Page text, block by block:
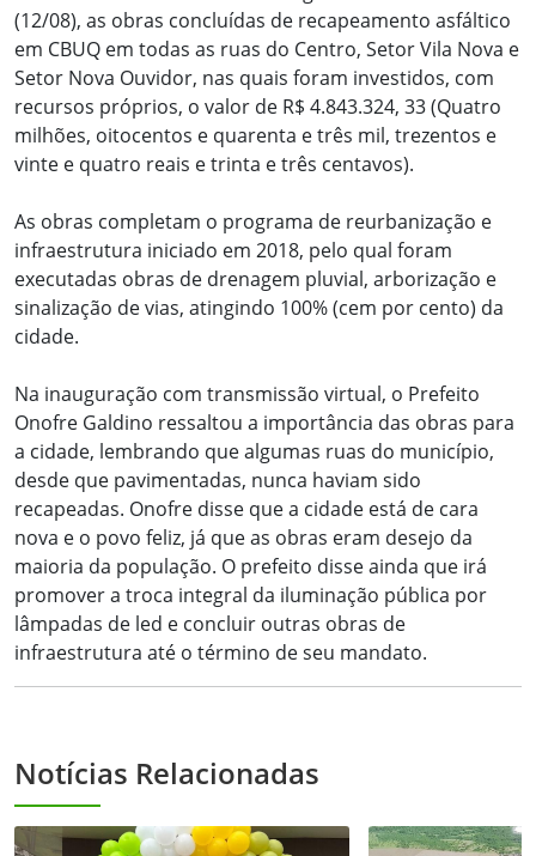
(12/08), as obras concluídas de recapeamento asfáltico
em CBUQ em todas as ruas do Centro, Setor Vila Nova e
Setor Nova Ouvidor, nas quais foram investidos, com
recursos próprios, o valor de R$ 4.843.324, 33 (Quatro
milhões, oitocentos e quarenta e três mil, trezentos e
vinte e quatro reais e trinta e três centavos).
As obras completam o programa de reurbanização e
infraestrutura iniciado em 2018, pelo qual foram
executadas obras de drenagem pluvial, arborização e
sinalização de vias, atingindo 100% (cem por cento) da
cidade.
Na inauguração com transmissão virtual, o Prefeito
Onofre Galdino ressaltou a importância das obras para
a cidade, lembrando que algumas ruas do município,
desde que pavimentadas, nunca haviam sido
recapeadas. Onofre disse que a cidade está de cara
nova e o povo feliz, já que as obras eram desejo da
maioria da população. O prefeito disse ainda que irá
promover a troca integral da iluminação pública por
lâmpadas de led e concluir outras obras de
infraestrutura até o término de seu mandato.
Notícias Relacionadas